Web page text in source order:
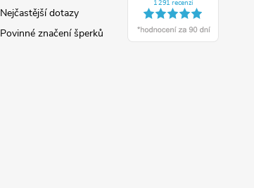
Nejčastější dotazy
Povinné značení šperků